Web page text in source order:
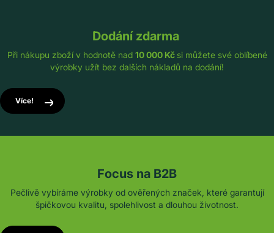
Dodání zdarma
Při nákupu zboží v hodnotě nad 10 000 Kč si můžete své oblíbené
výrobky užít bez dalších nákladů na dodání!
Více!
Focus na B2B
Pečlivě vybíráme výrobky od ověřených značek, které garantují
špičkovou kvalitu, spolehlivost a dlouhou životnost.